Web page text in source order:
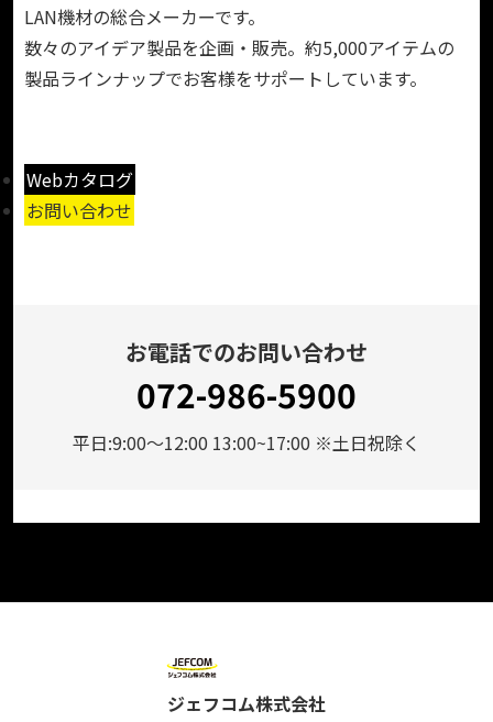
LAN機材の総合メーカーです。
数々のアイデア製品を企画・販売。約5,000アイテムの
製品ラインナップでお客様をサポートしています。
Webカタログ
お問い合わせ
お電話でのお問い合わせ
072-986-5900
平日:9:00～12:00 13:00~17:00 ※土日祝除く
ジェフコム株式会社